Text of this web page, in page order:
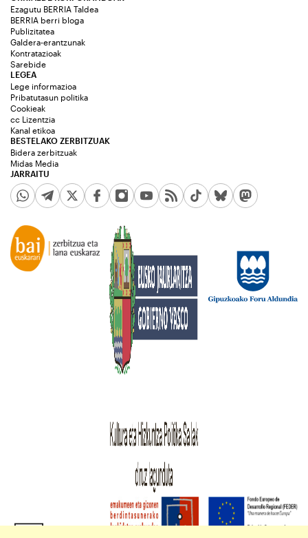
Ezagutu BERRIA Taldea
BERRIA berri bloga
Publizitatea
Galdera-erantzunak
Kontratazioak
Sarebide
JARRAITU
LEGEA
Lege informazioa
Pribatutasun politika
Cookieak
cc Lizentzia
Kanal etikoa
BESTELAKO ZERBITZUAK
Bidera zerbitzuak
Midas Media